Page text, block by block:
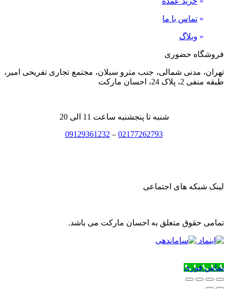
» تماس با ما
» وبلاگ
فروشگاه حضوری
تهران، مدنی شمالی، جنب مترو سبلان، مجتمع تجاری تفریحی امیر،
طبقه منفی 2، پلاک 24، احسان مارکت
شنبه تا پنجشنبه ساعت 11 الی 20
02177262793
–
09129361232
لینک شبکه های اجتماعی
تمامی حقوق متعلق به احسان مارکت می باشد.
تماس فوری